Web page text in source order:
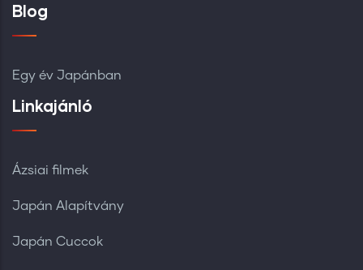
Blog
Egy év Japánban
Linkajánló
Ázsiai filmek
Japán Alapítvány
Japán Cuccok